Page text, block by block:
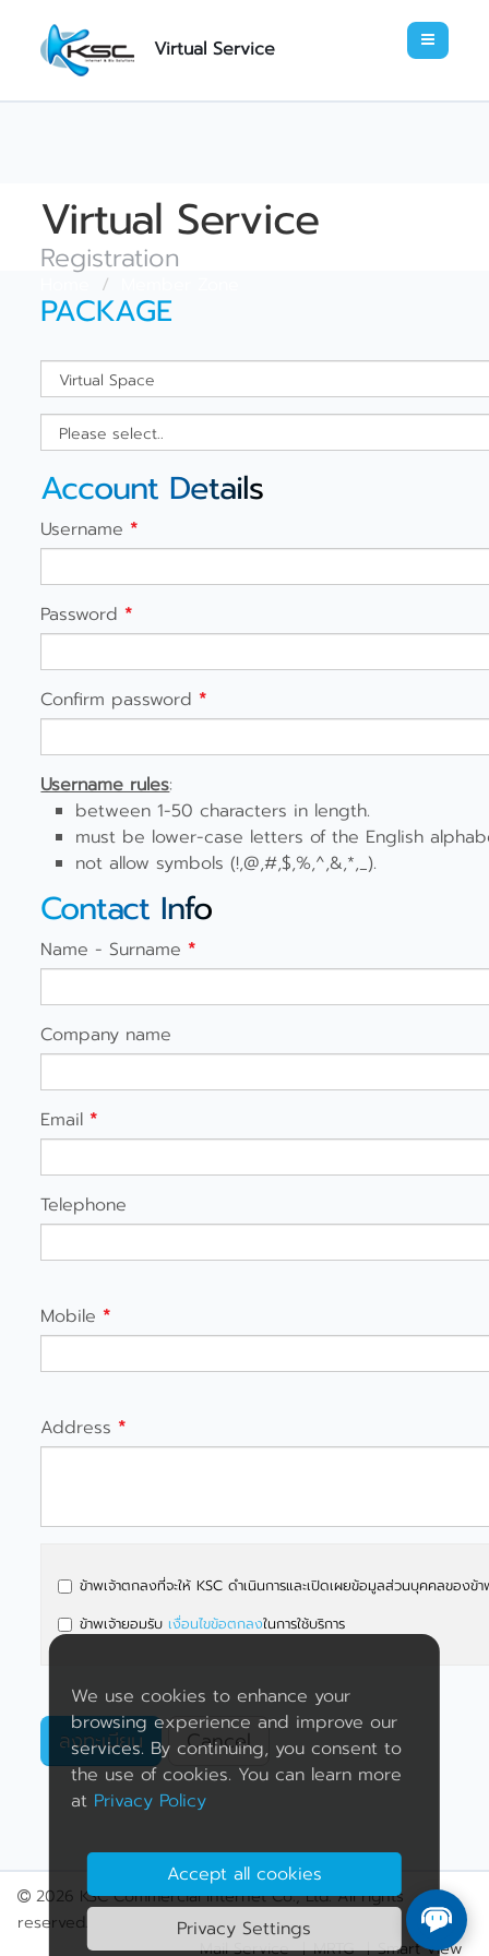
Virtual Service
Virtual Service
Registration
PACKAGE
Account Details
Username*
Password*
Confirm password*
Username rules:
between 1-50 characters in length.
must be lower-case letters of the English
not allow symbols (!,@,#,$,%,^,&,*,_).
Contact Info
Name - Surname*
Company name
Email*
Telephone
Mobile*
Address*
ข้าพเจ้าตกลงที่จะให้ KSC ดำเนินการและเปิดเผยข้อมูลส่วนบุคคลของข้
ข้าพเจ้ายอมรับ เงื่อนไขข้อตกลงในการใช้บริการ
ลงทะเบียน Cancel
2026 KSC Commercial Internet Co., Ltd. All rights
reserved.
Mail Service
MRTG Smart View
We use cookies to enhance your
browsing experience and improve our
services. By continuing, you consent to
the use of cookies. You can learn more
at Privacy Policy
Accept all cookies
Privacy Settings